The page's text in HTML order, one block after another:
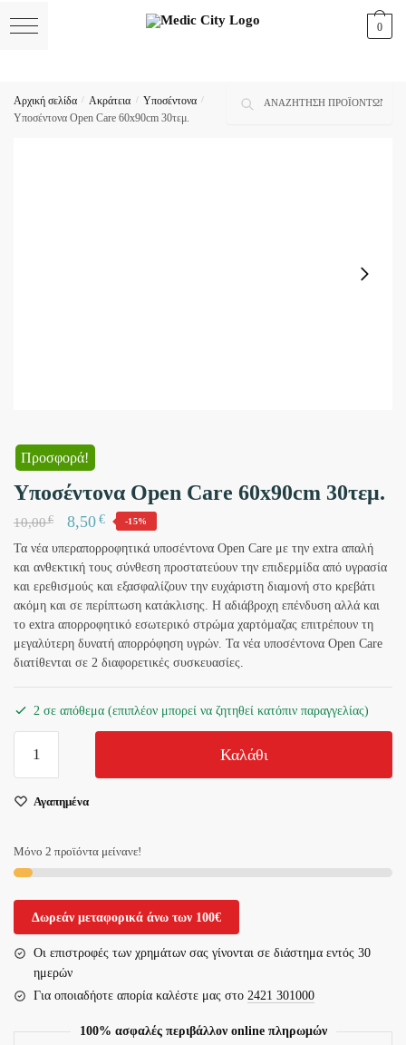
Αναζήτηση
0
Αρχική σελίδα / Ακράτεια / Υποσέντονα /
Υποσέντονα Open Care 60x90cm 30τεμ.
Προσφορά!
Υποσέντονα Open Care 60x90cm 30τεμ.
10,00€ 8,50€ -15%
Τα νέα υπεραπορροφητικά υποσέντονα Open Care με την extra απαλή
και ανθεκτική τους σύνθεση προστατεύουν την επιδερμίδα από υγρασία
και ερεθισμούς και εξασφαλίζουν την ευχάριστη διαμονή στο κρεβάτι
ακόμη και σε περίπτωση κατάκλισης. Η αδιάβροχη επένδυση αλλά και
το extra απορροφητικό εσωτερικό στρώμα χαρτόμαζας επιτρέπουν τη
μεγαλύτερη δυνατή απορρόφηση υγρών. Τα νέα υποσέντονα Open Care
διατίθενται σε 2 διαφορετικές συσκευασίες.
2 σε απόθεμα (επιπλέον μπορεί να ζητηθεί κατόπιν παραγγελίας)
Open
60x90cm
ποσότητα
Καλάθι
Αγαπημένα
Μόνο 2 προϊόντα μείνανε!
Δωρεάν μεταφορικά άνω των 100€
Οι επιστροφές των χρημάτων σας γίνονται σε διάστημα εντός 30
ημερών
Για οποιαδήοτε απορία καλέστε μας στο 2421 301000
100% ασφαλές περιβάλλον online πληρωμών